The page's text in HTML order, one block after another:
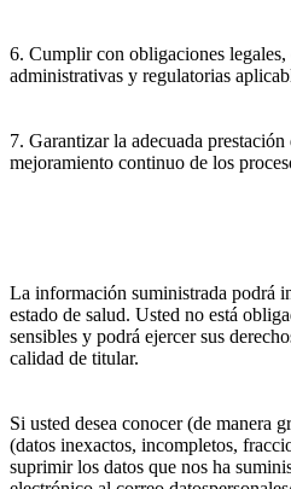
6. Cumplir con obligaciones legales,
administrativas y regulatorias
7. Garantizar la adecuada
mejoramiento continuo de los
La información suministrada podrá
estado de salud. Usted no está
sensibles y podrá ejercer sus
calidad de titular.
Si usted desea conocer (de manera
(datos inexactos, incompletos,
suprimir los datos que nos ha